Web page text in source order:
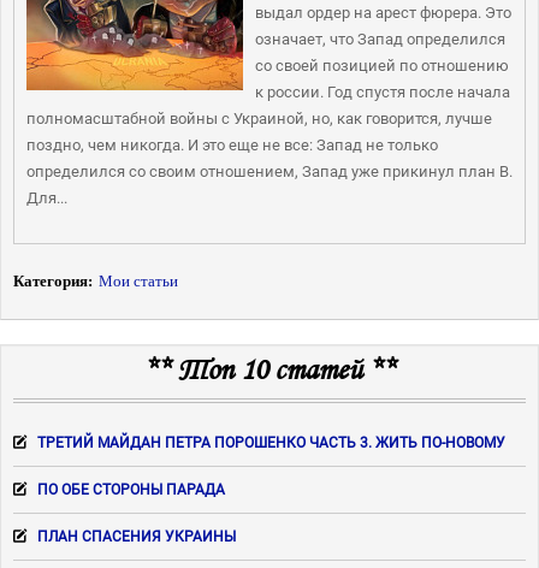
выдал ордер на арест фюрера. Это
означает, что Запад определился
со своей позицией по отношению
к россии. Год спустя после начала
полномасштабной войны с Украиной, но, как говорится, лучше
поздно, чем никогда. И это еще не все: Запад не только
определился со своим отношением, Запад уже прикинул план В.
Для...
Категория: Мои статьи
** Топ 10 статей **
ТРЕТИЙ МАЙДАН ПЕТРА ПОРОШЕНКО ЧАСТЬ 3. ЖИТЬ ПО-НОВОМУ
ПО ОБЕ СТОРОНЫ ПАРАДА
ПЛАН СПАСЕНИЯ УКРАИНЫ